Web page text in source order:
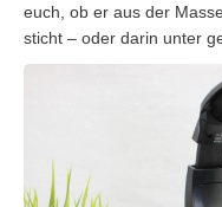
euch, ob er aus der
sticht – oder darin unter